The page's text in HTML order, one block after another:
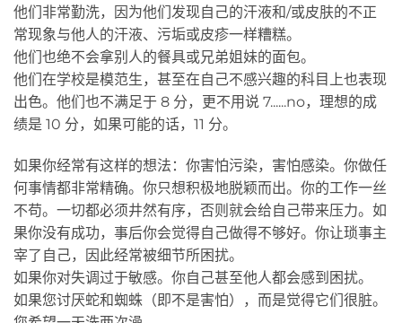
他们非常勤洗，因为他们发现自己的汗液和/或皮肤的不正
常现象与他人的汗液、污垢或皮疹一样糟糕。
他们也绝不会拿别人的餐具或兄弟姐妹的面包。
他们在学校是模范生，甚至在自己不感兴趣的科目上也表现
出色。他们也不满足于 8 分，更不用说 7......no，理想的成
绩是 10 分，如果可能的话，11 分。
如果你经常有这样的想法：你害怕污染，害怕感染。你做任
何事情都非常精确。你只想积极地脱颖而出。你的工作一丝
不苟。一切都必须井然有序，否则就会给自己带来压力。如
果你没有成功，事后你会觉得自己做得不够好。你让琐事主
宰了自己，因此经常被细节所困扰。
如果你对失调过于敏感。你自己甚至他人都会感到困扰。
如果您讨厌蛇和蜘蛛（即不是害怕），而是觉得它们很脏。